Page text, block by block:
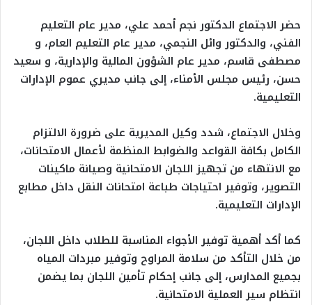
حضر الاجتماع الدكتور نجم أحمد علي، مدير عام التعليم
الفني، والدكتور وائل النجمي، مدير عام التعليم العام، و
مصطفى قاسم، مدير عام الشؤون المالية والإدارية، و سعيد
حسن، رئيس مجلس الأمناء، إلى جانب مديري عموم الإدارات
التعليمية.
وخلال الاجتماع، شدد وكيل المديرية على ضرورة الالتزام
الكامل بكافة القواعد والضوابط المنظمة لأعمال الامتحانات،
مع الانتهاء من تجهيز اللجان الامتحانية وصيانة ماكينات
التصوير، وتوفير احتياجات طباعة امتحانات النقل داخل مطابع
الإدارات التعليمية.
كما أكد أهمية توفير الأجواء المناسبة للطلاب داخل اللجان،
من خلال التأكد من سلامة المراوح وتوفير مبردات المياه
بجميع المدارس، إلى جانب إحكام تأمين اللجان بما يضمن
انتظام سير العملية الامتحانية.